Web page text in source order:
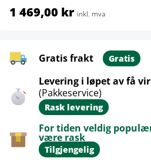
1 469,00 kr inkl. mva
Gratis frakt Gratis
Levering i løpet av få
(Pakkeservice)
Rask levering
For tiden veldig
være rask
Tilgjengelig